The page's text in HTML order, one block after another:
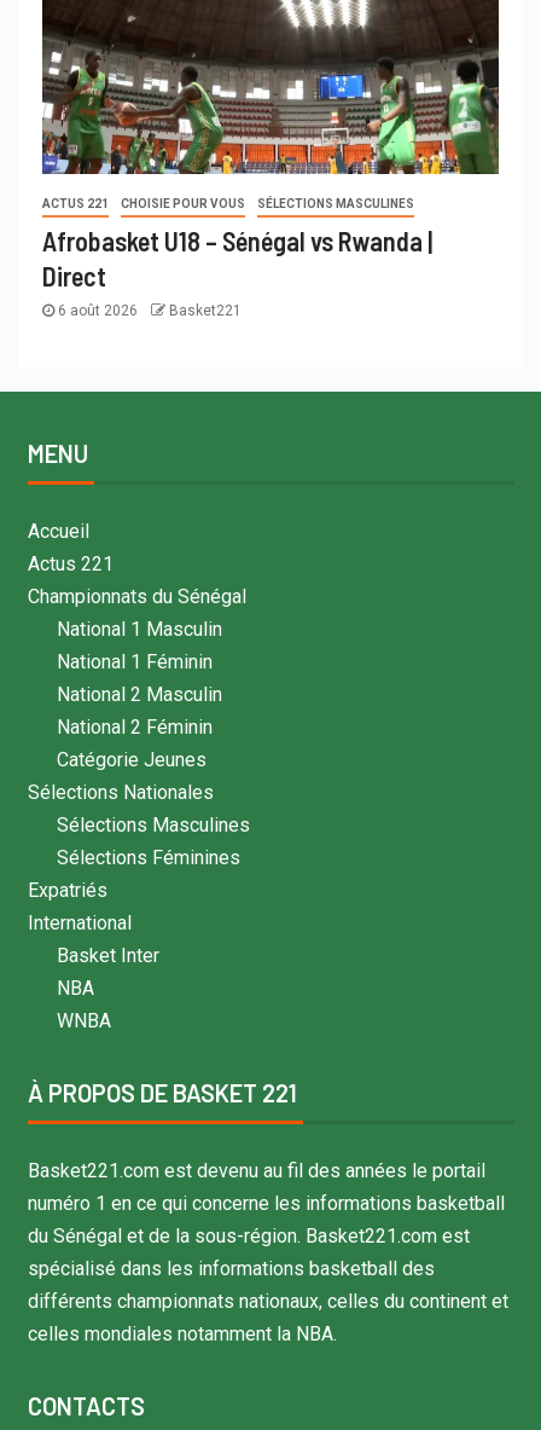
ACTUS 221 CHOISIE POUR VOUS SÉLECTIONS MASCULINES
Afrobasket U18 – Sénégal vs Rwanda |
Direct
6 août 2026 Basket221
MENU
Accueil
Actus 221
Championnats du Sénégal
National 1 Masculin
National 1 Féminin
National 2 Masculin
National 2 Féminin
Catégorie Jeunes
Sélections Nationales
Sélections Masculines
Sélections Féminines
Expatriés
International
Basket Inter
NBA
WNBA
À PROPOS DE BASKET 221
Basket221.com est devenu au fil des années le portail
numéro 1 en ce qui concerne les informations basketball
du Sénégal et de la sous-région. Basket221.com est
spécialisé dans les informations basketball des
différents championnats nationaux, celles du continent et
celles mondiales notamment la NBA.
CONTACTS